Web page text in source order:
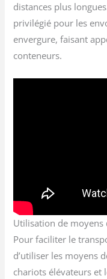
distances plus
privilégié pour les
envergure, faisant
conteneurs.
Utilisation de
Pour faciliter le
d’utiliser les moyens
chariots élévateurs et